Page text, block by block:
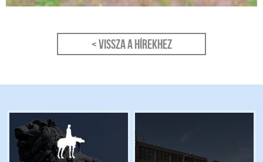
< Vissza a hírekhez